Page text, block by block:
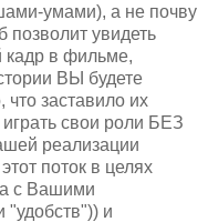
умами), а не почву
позволит увидеть
кадр в фильме,
ВЫ будете
что заставило их
свои роли БЕЗ
реализации
поток в целях
с Вашими
и